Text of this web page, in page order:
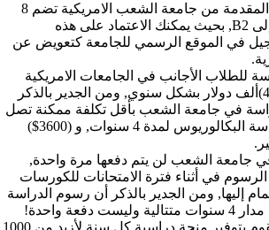
يضم الكورسات المقدمة من جامعة الشعب الامريكية تضم 8
مراحل من A,0 إلى B2, بحيث يمكنك الاعتماد على هذه
في الموقع الرسمي للجامعة كتعويض عن
للطلاب الأجانب في الجامعات الامريكية
حوالي (20 إلى 40)ألف دولار بشكل سنوي, ومن الجدير بالذكر
في جامعة الشعب بأقل تكلفة ممكنة تصل
إلى (4600$) لدراسة البكالوريوس لمدة 4 سنوات, و (3600$)
جامعة الشعب لن يتم دفعها مرة واحدة,
في أثناء فترة الامتحانات للكورسات
إليها, ومن الجدير بالذكر أن رسوم الدراسة
واحدة!